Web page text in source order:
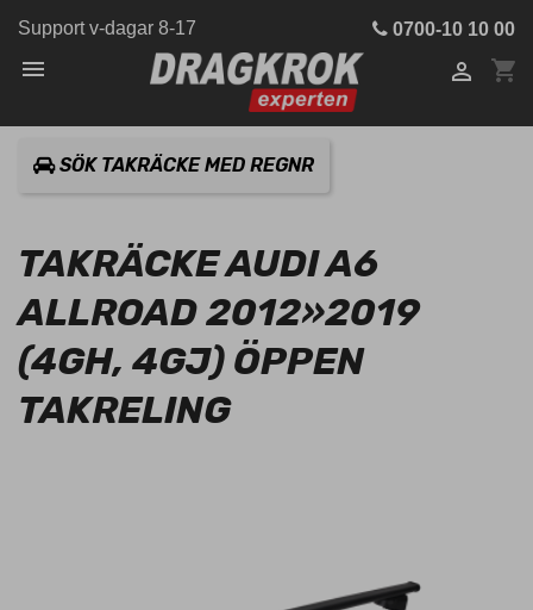
Support v-dagar 8-17 0700-10 10 00
 shopping_cart

SÖK TAKRÄCKE MED REGNR
TAKRÄCKE AUDI A6
ALLROAD 2012»2019
(4GH, 4GJ) ÖPPEN
TAKRELING